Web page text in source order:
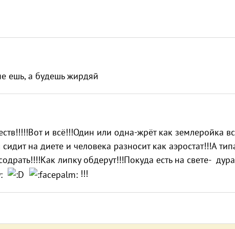
ешь, а будешь жирдяй
и всё!!!Один или одна-жрёт как землеройка
на диете и человека разносит как аэростат!!!А
липку обдерут!!!Покуда есть на свете-
!!!